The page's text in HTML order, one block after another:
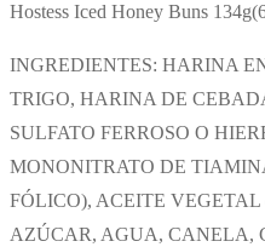
Hostess Iced Honey Buns
INGREDIENTES: HARINA
TRIGO, HARINA DE
SULFATO FERROSO O
MONONITRATO DE
FÓLICO), ACEITE
AZÚCAR, AGUA, CANELA,